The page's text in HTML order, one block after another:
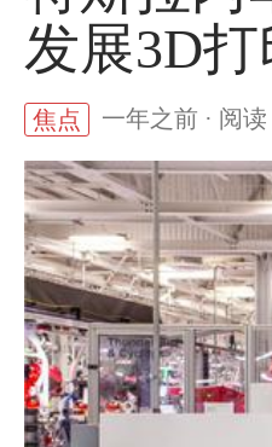
发展3D
焦点 一年之前 · 阅读